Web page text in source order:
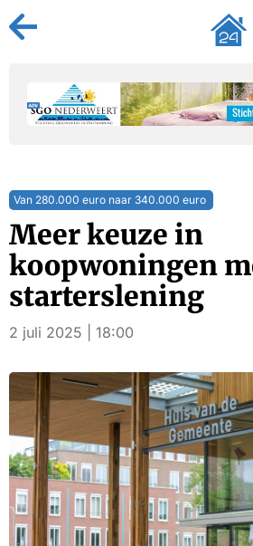
Van 280.000 euro naar 340.000 euro
Meer keuze in
koopwoningen
starterslening
2 juli 2025 | 18:00